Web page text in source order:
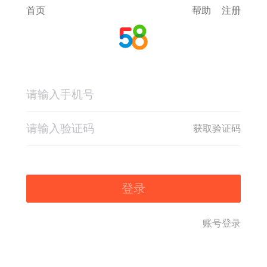
首页 帮助 注册
获取验证码
登录
账号登录